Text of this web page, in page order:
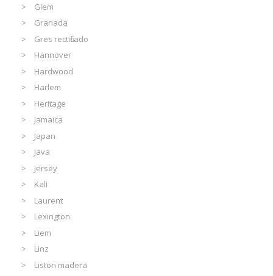
Glem
Granada
Gres rectificado
Hannover
Hardwood
Harlem
Heritage
Jamaica
Japan
Java
Jersey
Kali
Laurent
Lexington
Liem
Linz
Liston madera